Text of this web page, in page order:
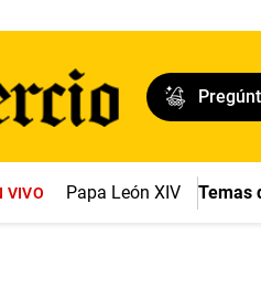
VIVO Papa León XIV Temas